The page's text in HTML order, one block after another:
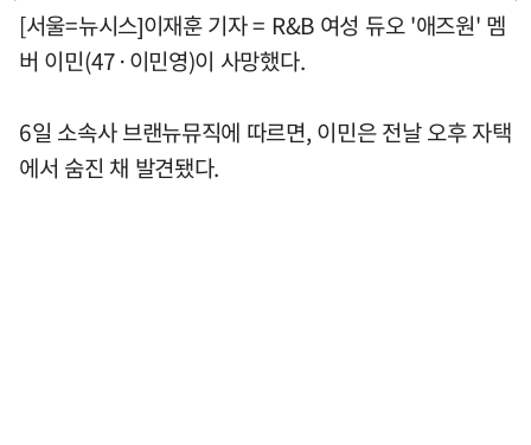
[서울=뉴시스]이재훈 기자 = R&B 여성 듀오 '애즈원' 멤
버 이민(47·이민영)이 사망했다.
6일 소속사 브랜뉴뮤직에 따르면, 이민은 전날 오후 자택
에서 숨진 채 발견됐다.